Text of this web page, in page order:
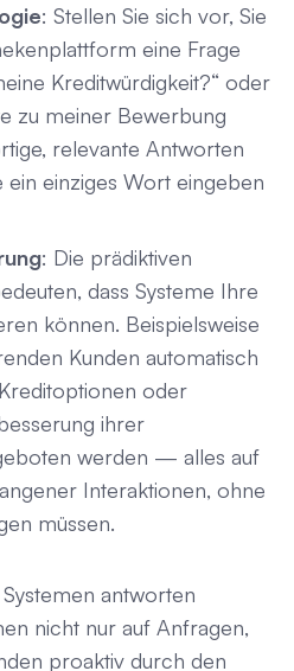
: Stellen Sie sich vor, Sie
eine Frage
Kreditwürdigkeit?“ oder
zu meiner Bewerbung
relevante Antworten
einziges Wort eingeben
: Die prädiktiven
dass Systeme Ihre
können. Beispielsweise
Kunden automatisch
oder
ihrer
werden — alles auf
Interaktionen, ohne
müssen.
antworten
nicht nur auf Anfragen,
proaktiv durch den